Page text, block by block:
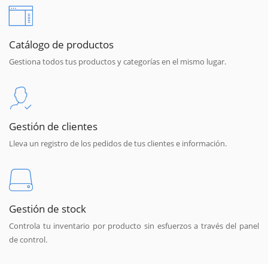
Catálogo de productos
Gestiona todos tus productos y categorías en el mismo lugar.
Gestión de clientes
Lleva un registro de los pedidos de tus clientes e información.
Gestión de stock
Controla tu inventario por producto sin esfuerzos a través del panel
de control.